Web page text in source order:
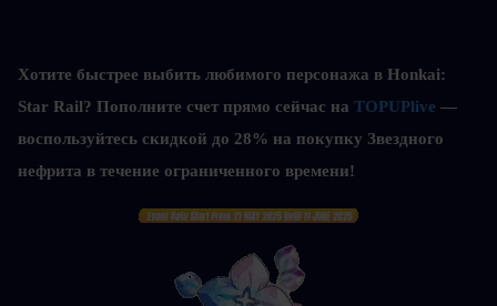
Хотите быстрее выбить любимого персонажа в Honkai:
Star Rail? Пополните счет прямо сейчас на TOPUPlive —
воспользуйтесь скидкой до 28% на покупку Звездного
нефрита в течение ограниченного времени!